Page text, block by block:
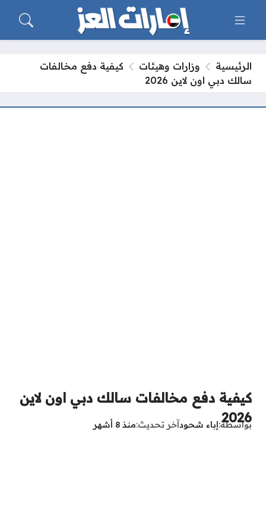
الرئيسية وزارات وهيئات
كيفية دفع مخالفات
سالك دبي اون لاين 2026
كيفية دفع مخالفات سالك دبي اون لاين
2026
بواسطة إباء شحودآخر تحديث منذ 8 أشهر